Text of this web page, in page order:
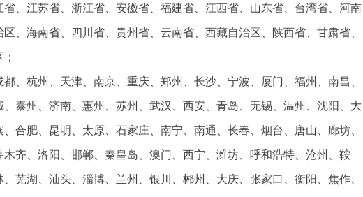
、江苏省、浙江省、安徽省、福建省、江西省、山东省、台湾省、河南
、海南省、四川省、贵州省、云南省、西藏自治区、陕西省、甘肃省、
、杭州、天津、南京、重庆、郑州、长沙、宁波、厦门、福州、南昌、
泰州、济南、惠州、苏州、武汉、西安、青岛、无锡、温州、沈阳、大
合肥、昆明、太原、石家庄、南宁、南通、长春、烟台、唐山、廊坊、
齐、洛阳、邯郸、秦皇岛、澳门、西宁、潍坊、呼和浩特、沧州、鞍
芜湖、汕头、淄博、兰州、银川、郴州、大庆、张家口、衡阳、焦作、